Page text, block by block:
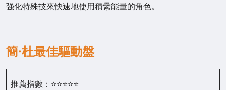
强化特殊技來快速地使用積纍能量的角色。
簡·杜最佳驅動盤
推薦指數： ⭐⭐⭐⭐⭐